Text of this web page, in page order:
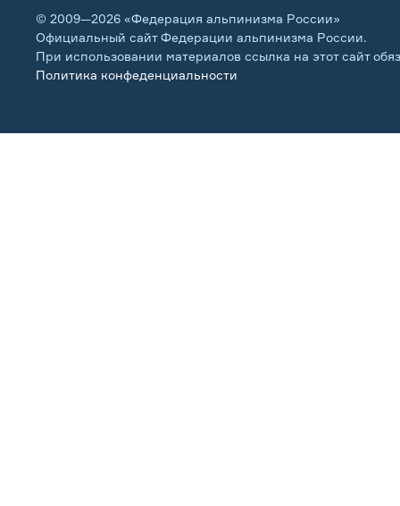
© 2009—2026 «Федерация альпинизма России»
Официальный сайт Федерации альпинизма России.
При использовании материалов ссылка на этот сайт
Политика конфеденциальности